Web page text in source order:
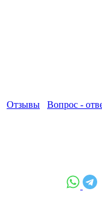
Отзывы Вопрос -